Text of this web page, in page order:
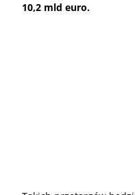
10,2 mld euro.